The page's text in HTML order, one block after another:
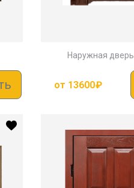
Наружная дверь
от 13600₽